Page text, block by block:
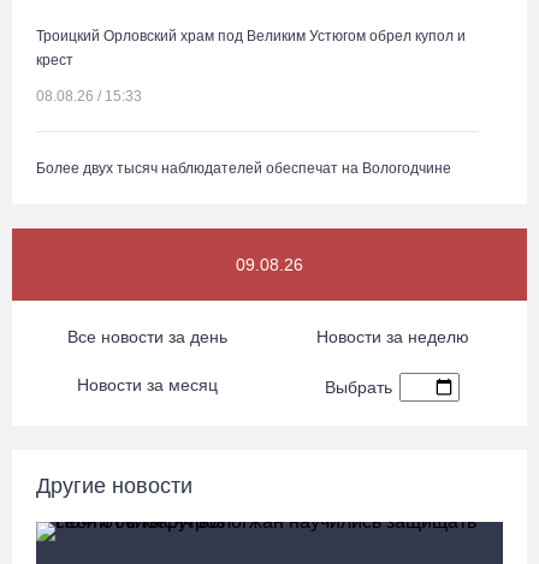
Троицкий Орловский храм под Великим Устюгом обрел купол и
крест
08.08.26 / 15:33
Более двух тысяч наблюдателей обеспечат на Вологодчине
08.08.26 / 14:29
Руины храма под Череповцом засыпали землей, чтобы
08.08.26 / 12:43
09.08.26
Все новости за день Новости за неделю
Новости за месяц Выбрать
Другие новости